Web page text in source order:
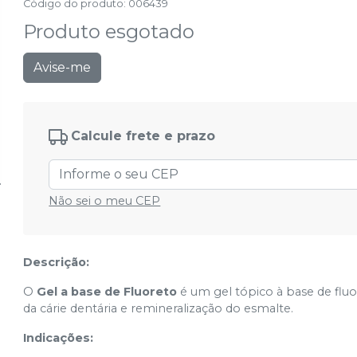
Código do produto: 006439
Produto esgotado
Avise-me
Calcule frete e prazo
Não sei o meu CEP
Descrição:
O Gel a base de Fluoreto é um gel tópico à base de
da cárie dentária e remineralização do esmalte.
Indicações: